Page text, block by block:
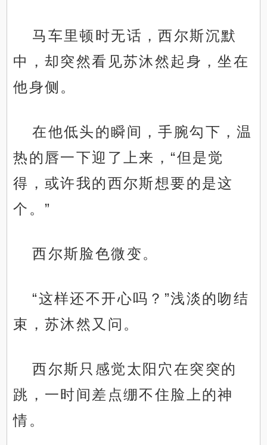
马车里顿时无话，西尔斯沉默
中，却突然看见苏沐然起身，坐在
他身侧。
在他低头的瞬间，手腕勾下，温
热的唇一下迎了上来，“但是觉
得，或许我的西尔斯想要的是这
个。”
西尔斯脸色微变。
“这样还不开心吗？”浅淡的吻结
束，苏沐然又问。
西尔斯只感觉太阳穴在突突的
跳，一时间差点绷不住脸上的神
情。